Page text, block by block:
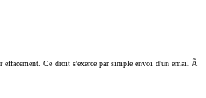
Ce droit s'exerce par simple envoi d'un email Ã